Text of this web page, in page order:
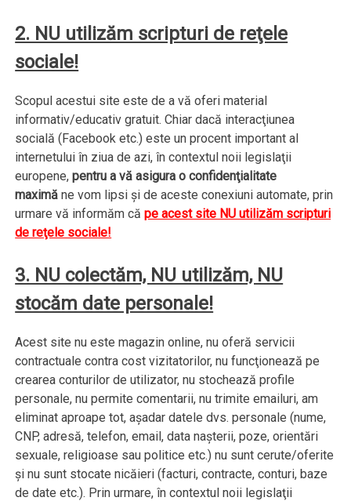
2. NU utilizăm scripturi de reţele
sociale!
Scopul acestui site este de a vă oferi material
informativ/educativ gratuit. Chiar dacă interacţiunea
socială (Facebook etc.) este un procent important al
internetului în ziua de azi, în contextul noii legislaţii
europene,pentru a vă asigura o confidenţialitate
maximăne vom lipsi şi de aceste conexiuni automate, prin
urmare vă informăm căpe acest site NU utilizăm scripturi
de reţele sociale!
3. NU colectăm, NU utilizăm, NU
stocăm date personale!
Acest site nu este magazin online, nu oferă servicii
contractuale contra cost vizitatorilor, nu funcţionează pe
crearea conturilor de utilizator, nu stochează profile
personale, nu permite comentarii, nu trimite emailuri, am
eliminat aproape tot, aşadar datele dvs. personale (nume,
CNP, adresă, telefon, email, data naşterii, poze, orientări
sexuale, religioase sau politice etc.) nu sunt cerute/oferite
şi nu sunt stocate nicăieri (facturi, contracte, conturi, baze
de date etc.). Prin urmare, în contextul noii legislaţii